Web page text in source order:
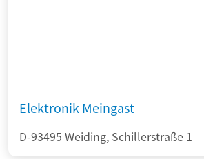
Elektronik Meingast
D-93495 Weiding, Schillerstraße 1